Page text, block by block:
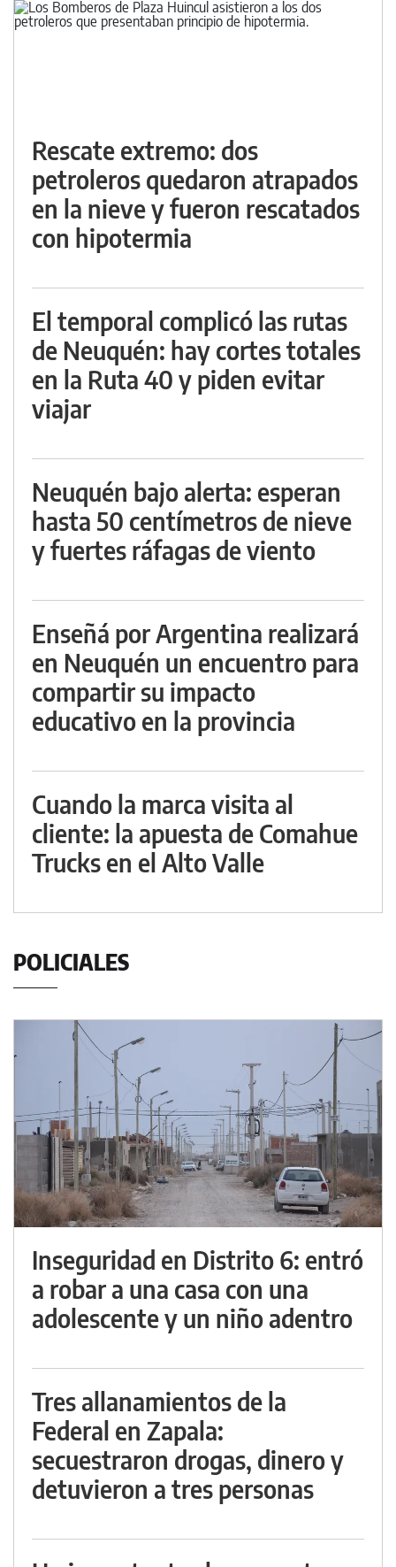
Rescate extremo: dos
petroleros quedaron atrapados
en la nieve y fueron rescatados
con hipotermia
El temporal complicó las rutas
de Neuquén: hay cortes totales
en la Ruta 40 y piden evitar
viajar
Neuquén bajo alerta: esperan
hasta 50 centímetros de nieve
y fuertes ráfagas de viento
Enseñá por Argentina realizará
en Neuquén un encuentro para
compartir su impacto
educativo en la provincia
Cuando la marca visita al
cliente: la apuesta de Comahue
Trucks en el Alto Valle
POLICIALES
Inseguridad en Distrito 6: entró
a robar a una casa con una
adolescente y un niño adentro
Tres allanamientos de la
Federal en Zapala:
secuestraron drogas, dinero y
detuvieron a tres personas